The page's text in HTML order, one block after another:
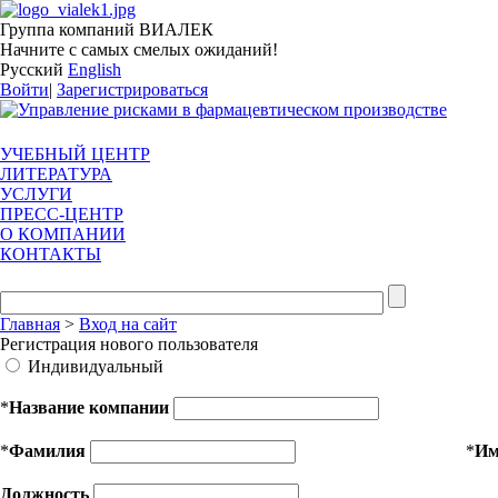
Группа компаний ВИАЛЕК
Начните с самых смелых ожиданий!
Русский English
Войти| Зарегистрироваться
УЧЕБНЫЙ ЦЕНТР
ЛИТЕРАТУРА
УСЛУГИ
ПРЕСС-ЦЕНТР
О КОМПАНИИ
КОНТАКТЫ
Главная > Вход на сайт
Регистрация нового пользователя
Индивидуальный
*Название компании
*Фамилия *
Должность